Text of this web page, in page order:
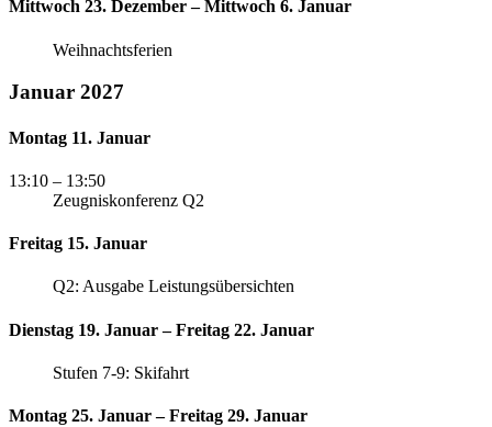
Mittwoch 23. Dezember – Mittwoch 6. Januar
Weihnachtsferien
Januar 2027
Montag 11. Januar
13:10 – 13:50
Zeugniskonferenz Q2
Freitag 15. Januar
Q2: Ausgabe Leistungsübersichten
Dienstag 19. Januar – Freitag 22. Januar
Stufen 7-9: Skifahrt
Montag 25. Januar – Freitag 29. Januar